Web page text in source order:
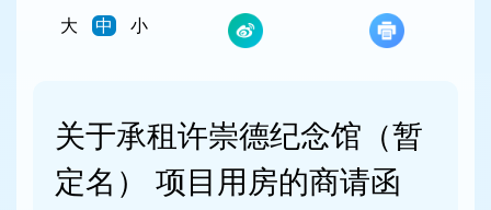
大
中 小
关于承租许崇德纪念馆（暂
定名） 项目用房的商请函